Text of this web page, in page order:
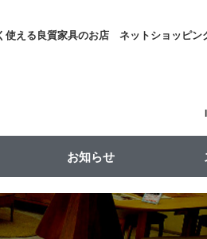
使える良質家具のお店 ネットショッピン
お知らせ